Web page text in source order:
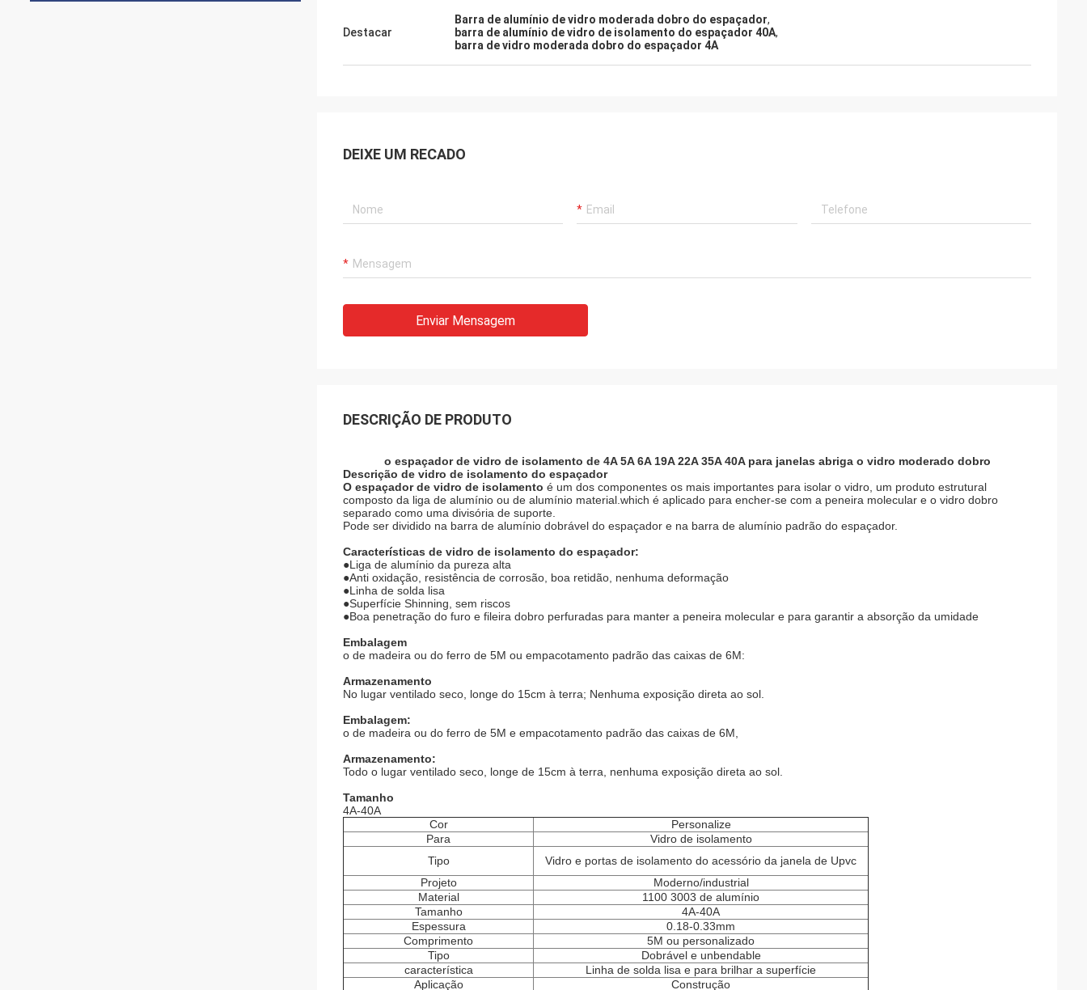
Destacar
Barra de alumínio de vidro moderada dobro do espaçador,
barra de alumínio de vidro de isolamento do espaçador 40A,
barra de vidro moderada dobro do espaçador 4A
DEIXE UM RECADO
Enviar Mensagem
DESCRIÇÃO DE PRODUTO
o espaçador de vidro de isolamento de 4A 5A 6A 19A 22A 35A 40A para janelas abriga o vidro moderado dobro
Descrição de vidro de isolamento do espaçador
O espaçador de vidro de isolamento é um dos componentes os mais importantes para isolar o vidro, um produto estrutural
composto da liga de alumínio ou de alumínio material.which é aplicado para encher-se com a peneira molecular e o vidro dobro
separado como uma divisória de suporte.
Pode ser dividido na barra de alumínio dobrável do espaçador e na barra de alumínio padrão do espaçador.
Características de vidro de isolamento do espaçador:
●Liga de alumínio da pureza alta
●Anti oxidação, resistência de corrosão, boa retidão, nenhuma deformação
●Linha de solda lisa
●Superfície Shinning, sem riscos
●Boa penetração do furo e fileira dobro perfuradas para manter a peneira molecular e para garantir a absorção da umidade
Embalagem
o de madeira ou do ferro de 5M ou empacotamento padrão das caixas de 6M:
Armazenamento
No lugar ventilado seco, longe do 15cm à terra; Nenhuma exposição direta ao sol.
Embalagem:
o de madeira ou do ferro de 5M e empacotamento padrão das caixas de 6M,
Armazenamento:
Todo o lugar ventilado seco, longe de 15cm à terra, nenhuma exposição direta ao sol.
Tamanho
4A-40A
Cor
Personalize
Para
Vidro de isolamento
Tipo
Vidro e portas de isolamento do acessório da janela de Upvc
Projeto
Moderno/industrial
Material
1100 3003 de alumínio
Tamanho
4A-40A
Espessura
0.18-0.33mm
Comprimento
5M ou personalizado
Tipo
Dobrável e unbendable
característica
Linha de solda lisa e para brilhar a superfície
Aplicação
Construção